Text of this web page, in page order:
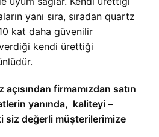
yanı sıra, sıradan quartz
kat daha güvenilir
kendi ürettiği
açısından firmamızdan satın
yanında, kaliteyi –
siz değerli müşterilerimize